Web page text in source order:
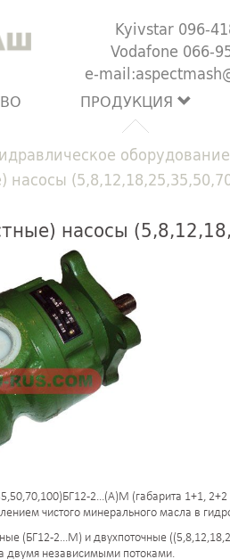
Kyivstar 096-
Vodafone 066-
e-
ПРОДУКЦИЯ
оборудование
насосы
насосы
2...(А)М (габарита 1+1,
чистого минерального масла в
(БГ12-2...М) и двухпоточные
двумя независимыми потоками.